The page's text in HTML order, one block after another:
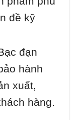
đề kỹ
đạn
hành
xuất,
hàng.